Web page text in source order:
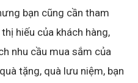
bạn cũng cần tham
hiếu của khách hàng,
nhu cầu mua sắm của
tặng, quà lưu niệm, bạn